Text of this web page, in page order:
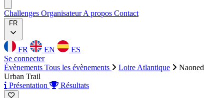
Challenges OrganisateurA propos Contact
FR
FR EN
ES
Se connecter
Évènements Tous les évènements Loire Atlantique
Naoned
Urban Trail
Présentation
Résultats